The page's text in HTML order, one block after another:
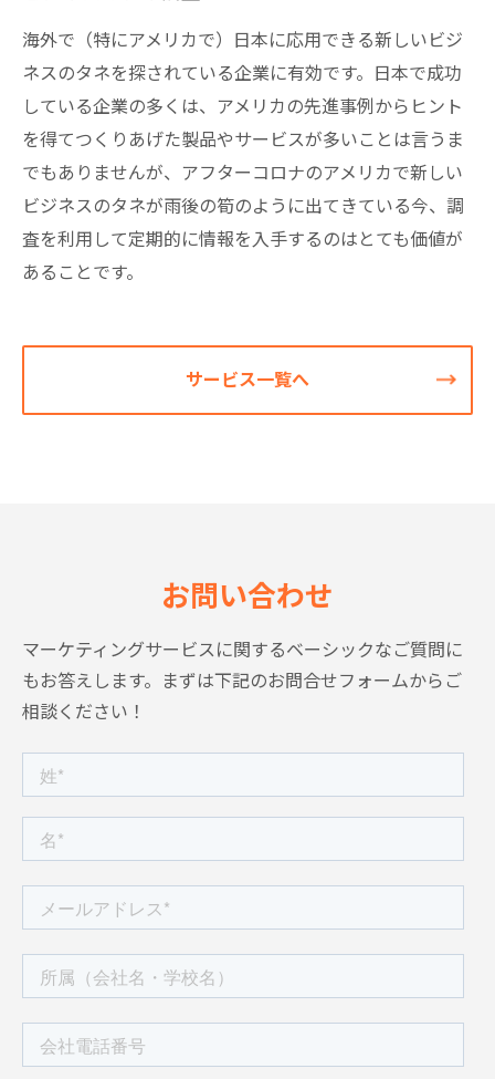
海外で（特にアメリカで）日本に応用できる新しいビジ
ネスのタネを探されている企業に有効です。日本で成功
している企業の多くは、アメリカの先進事例からヒント
を得てつくりあげた製品やサービスが多いことは言うま
でもありませんが、アフターコロナのアメリカで新しい
ビジネスのタネが雨後の筍のように出てきている今、調
査を利用して定期的に情報を入手するのはとても価値が
あることです。
サービス一覧へ
お問い合わせ
マーケティングサービスに関するベーシックなご質問に
もお答えします。 まずは下記のお問合せフォームからご
相談ください！